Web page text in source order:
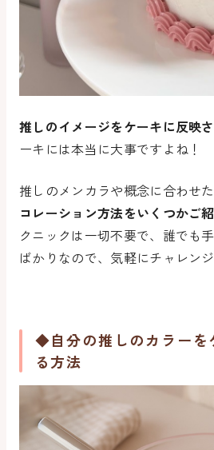
推しのイメージをケーキに反映
ーキには本当に大事ですよね！
推しのメンカラや概念に合わせた
コレーション方法をいくつかご
クニックは一切不要で、誰でも
ばかりなので、気軽にチャレン
◆自分の推しのカラーを
る方法